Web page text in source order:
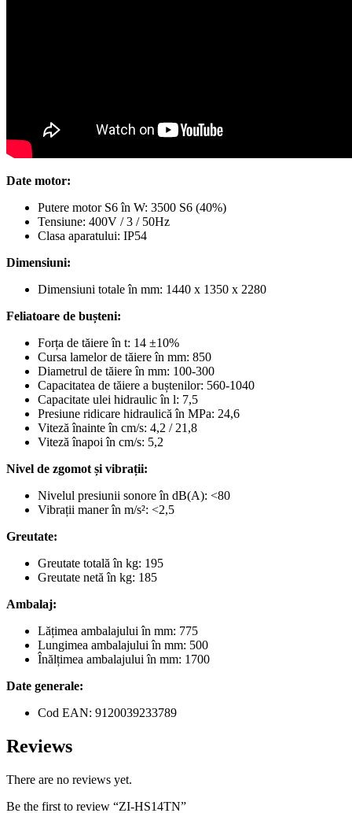
Date motor:
Putere motor S6 în W: 3500 S6 (40%)
Tensiune: 400V / 3 / 50Hz
Clasa aparatului: IP54
Dimensiuni:
Dimensiuni totale în mm: 1440 x 1350 x 2280
Feliatoare de bușteni:
Forța de tăiere în t: 14 ±10%
Cursa lamelor de tăiere în mm: 850
Diametrul de tăiere în mm: 100-300
Capacitatea de tăiere a buștenilor: 560-1040
Capacitate ulei hidraulic în l: 7,5
Presiune ridicare hidraulică în MPa: 24,6
Viteză înainte în cm/s: 4,2 / 21,8
Viteză înapoi în cm/s: 5,2
Nivel de zgomot și vibrații:
Nivelul presiunii sonore în dB(A): <80
Vibrații maner în m/s²: <2,5
Greutate:
Greutate totală în kg: 195
Greutate netă în kg: 185
Ambalaj:
Lățimea ambalajului în mm: 775
Lungimea ambalajului în mm: 500
Înălțimea ambalajului în mm: 1700
Date generale:
Cod EAN: 9120039233789
Reviews
There are no reviews yet.
Be the first to review “ZI-HS14TN”